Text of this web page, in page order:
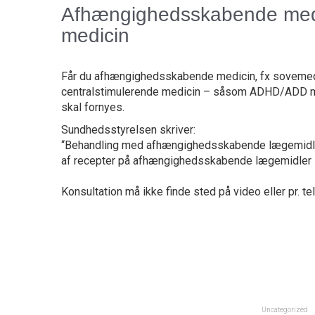
Afhængighedsskabende
medicin
Får du afhængighedsskabende medicin, fx
centralstimulerende medicin – såsom ADHD/ADD
skal fornyes.
Sundhedsstyrelsen skriver:
“Behandling med afhængighedsskabende
af recepter på afhængighedsskabende lægemidler
Konsultation må ikke finde sted på video eller pr.
Uncategorized